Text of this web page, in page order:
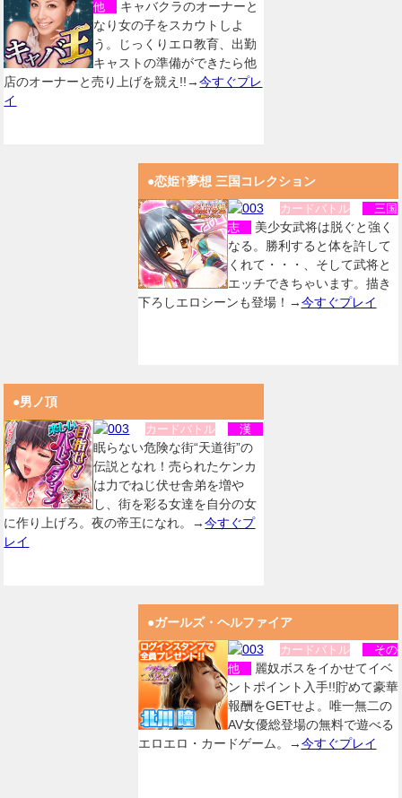
他
キャバクラのオーナーと
なり女の子をスカウトしよ
う。じっくりエロ教育、出勤
キャストの準備ができたら他
店のオーナーと売り上げを競え!!→今すぐプレ
イ
●恋姫†夢想 三国コレクション
カードバトル
三国
志
美少女武将は脱ぐと強く
なる。勝利すると体を許して
くれて・・・、そして武将と
エッチできちゃいます。描き
下ろしエロシーンも登場！→今すぐプレイ
●男ノ頂
カードバトル 漢
眠らない危険な街“天道街”の
伝説となれ！売られたケンカ
は力でねじ伏せ舎弟を増や
し、街を彩る女達を自分の女
に作り上げろ。夜の帝王になれ。→今すぐプ
レイ
●ガールズ・ヘルファイア
カードバトル
その
他
麗奴ボスをイかせてイベ
ントポイント入手!!貯めて豪華
報酬をGETせよ。唯一無二の
AV女優総登場の無料で遊べる
エロエロ・カードゲーム。→今すぐプレイ